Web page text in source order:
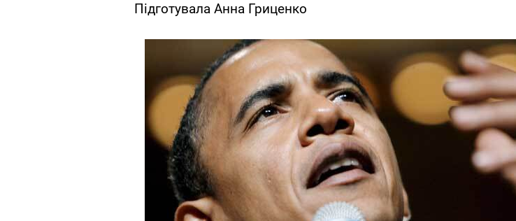
Підготувала Анна Гриценко